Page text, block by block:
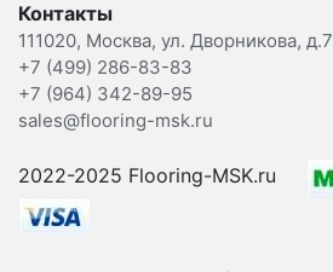
Контакты
111020, Москва, ул. Дворникова, д.7
+7 (499) 286-83-83
+7 (964) 342-89-95
sales@flooring-msk.ru
2022-2025 Flooring-MSK.ru